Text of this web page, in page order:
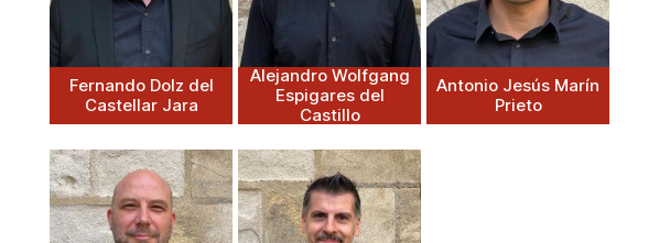
Fernando Dolz del
Castellar Jara
Alejandro Wolfgang
Espigares del
Castillo
Antonio Jesús Marín
Prieto